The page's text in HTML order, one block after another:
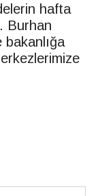
hafta
Burhan